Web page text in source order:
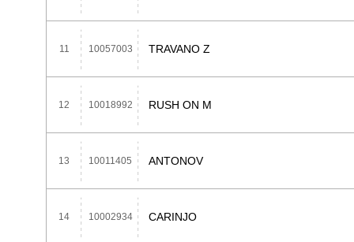
11 10057003 TRAVANO Z
12 10018992 RUSH ON M
13 10011405 ANTONOV
14 10002934 CARINJO